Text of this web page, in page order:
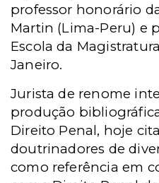
professor honorário
Martin (Lima-Peru) e
Escola da
Janeiro.
Jurista de renome
produção
Direito Penal, hoje
doutrinadores de
como referência em